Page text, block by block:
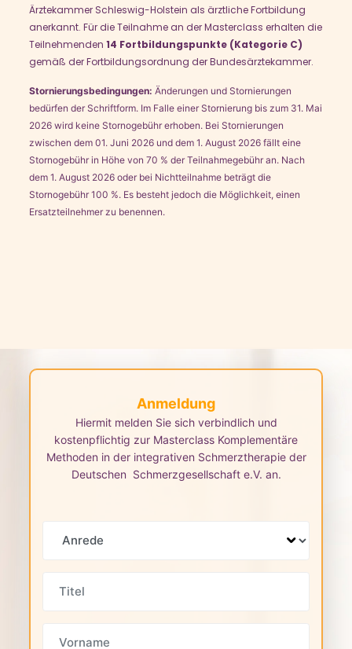
Ärztekammer Schleswig-Holstein als ärztliche Fortbildung
anerkannt. Für die Teilnahme an der Masterclass erhalten die
Teilnehmenden 14 Fortbildungspunkte (Kategorie C)
gemäß der Fortbildungsordnung der Bundesärztekammer.
Stornierungsbedingungen: Änderungen und Stornierungen
bedürfen der Schriftform. Im Falle einer Stornierung bis zum 31. Mai
2026 wird keine Stornogebühr erhoben. Bei Stornierungen
zwischen dem 01. Juni 2026 und dem 1. August 2026 fällt eine
Stornogebühr in Höhe von 70 % der Teilnahmegebühr an. Nach
dem 1. August 2026 oder bei Nichtteilnahme beträgt die
Stornogebühr 100 %. Es besteht jedoch die Möglichkeit, einen
Ersatzteilnehmer zu benennen.
Anmeldung
Hiermit melden Sie sich verbindlich und
kostenpflichtig zur Masterclass Komplementäre
Methoden in der integrativen Schmerztherapie der
Deutschen Schmerzgesellschaft e.V. an.